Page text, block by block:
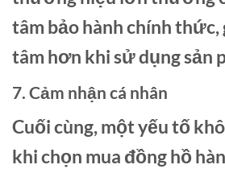
tâm bảo hành chính thức,
tâm hơn khi sử dụng sản
7. Cảm nhận cá nhân
Cuối cùng, một yếu tố
khi chọn mua đồng hồ